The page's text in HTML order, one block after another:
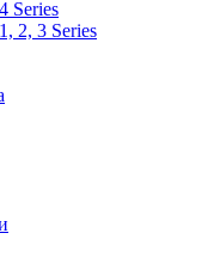
Series
2, 3 Series